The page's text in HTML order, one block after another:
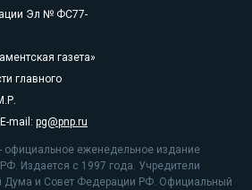
Эл № ФС77-
газета»
главного
mail: pg@pnp.ru
официальное еженедельное издание
Издается с 1997 года. Учредители
Дума и Совет Федерации РФ. Официальный